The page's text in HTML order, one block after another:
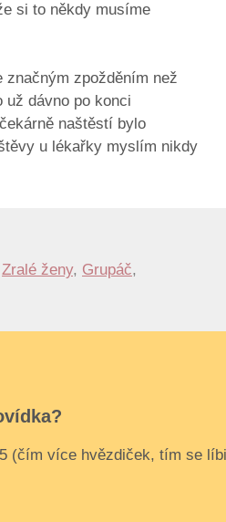
si to někdy musíme
zpožděním než
dávno po konci
naštěstí bylo
u lékařky myslím nikdy
Zralé ženy, Grupáč,